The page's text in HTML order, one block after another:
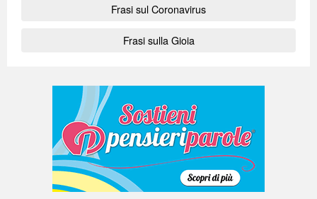
Frasi sul Coronavirus
Frasi sulla Gioia